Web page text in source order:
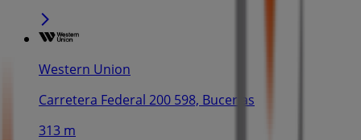
Western Union
Carretera Federal 200 598, Bucerías
313 m